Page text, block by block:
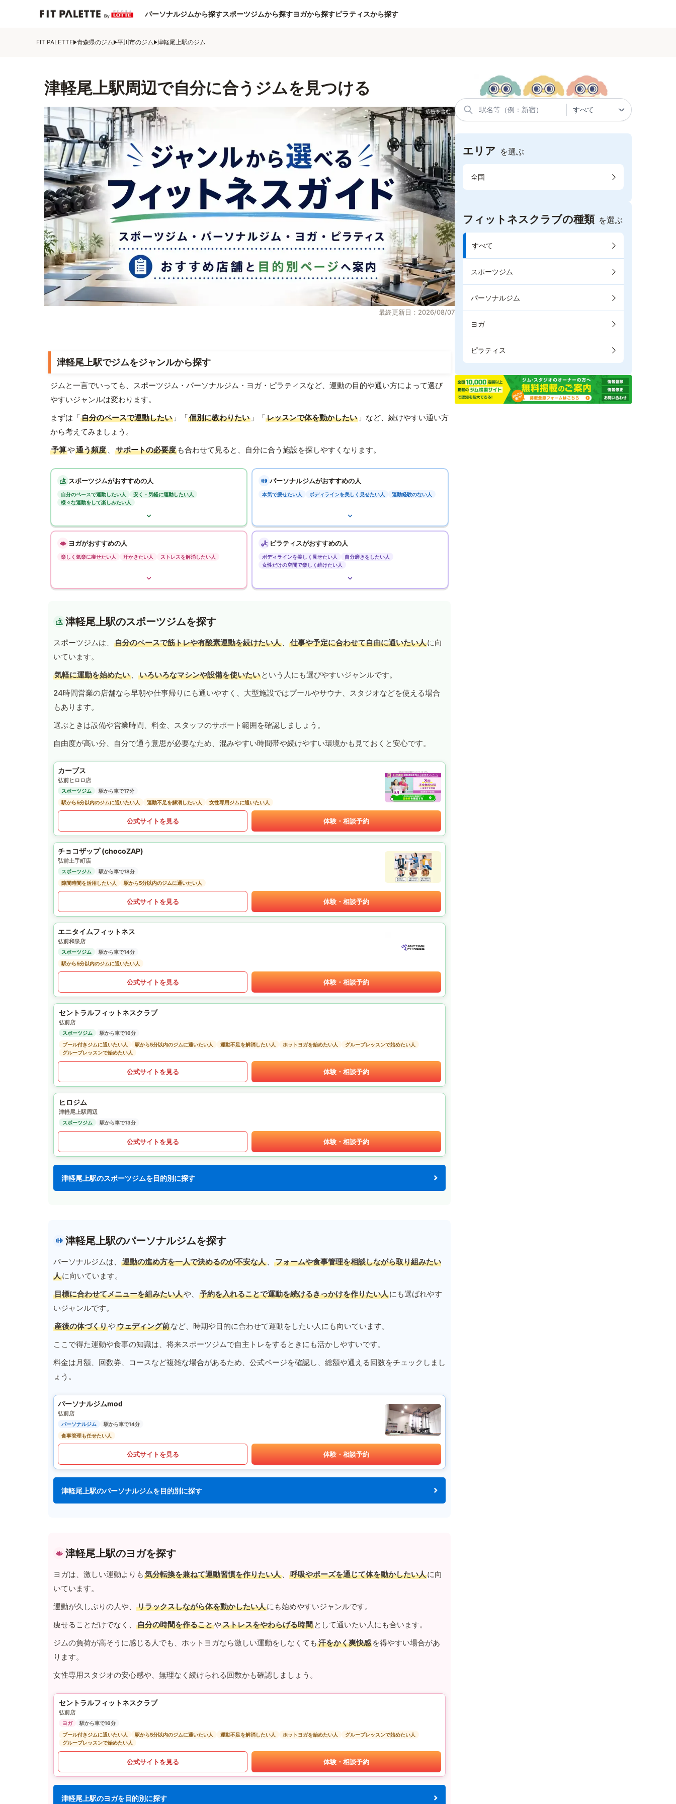
パーソナルジムから探すスポーツジムから探すヨガから探すピラティスから探す
FIT PALETTE 青森県のジム 平川市のジム 津軽尾上駅のジム
津軽尾上駅周辺で自分に合うジムを見つける
最終更新日：2026/08/07
津軽尾上駅でジムをジャンルから探す
ジムと一言でいっても、スポーツジム・パーソナルジム・ヨガ・ピラティスなど、運動の目的や通い方によって選び
やすいジャンルは変わります。
まずは「自分のペースで運動したい 」「個別に教わりたい 」「レッスンで体を動かしたい 」など、続けやすい通い方
から考えてみましょう。
予算や通う頻度 、 サポートの必要度 も合わせて見ると、自分に合う施設を探しやすくなります。
スポーツジムがおすすめの人
自分のペースで運動したい人
安く・気軽に運動したい人
様々な運動をして楽しみたい人
パーソナルジムがおすすめの人
本気で痩せたい人 ボディラインを美しく見せたい人 運動経験のない人
ヨガがおすすめの人
楽しく気楽に痩せたい人 汗かきたい人 ストレスを解消したい人
ピラティスがおすすめの人
ボディラインを美しく見せたい人
自分磨きをしたい人
女性だけの空間で楽しく続けたい人
津軽尾上駅のスポーツジムを探す
スポーツジムは、 自分のペースで筋トレや有酸素運動を続けたい人 、 仕事や予定に合わせて自由に通いたい人に向
いています。
気軽に運動を始めたい 、 いろいろなマシンや設備を使いたい という人にも選びやすいジャンルです。
24時間営業の店舗なら早朝や仕事帰りにも通いやすく、大型施設ではプールやサウナ、スタジオなどを使える場合
もあります。
選ぶときは設備や営業時間、料金、スタッフのサポート範囲を確認しましょう。
自由度が高い分、自分で通う意思が必要なため、混みやすい時間帯や続けやすい環境かも見ておくと安心です。
カーブス
弘前ヒロロ店
スポーツジム
駅から車で17分
駅から5分以内のジムに通いたい人
運動不足を解消したい人 女性専用ジムに通いたい人
公式サイトを見る 体験・相談予約
チョコザップ (chocoZAP)
弘前土手町店
スポーツジム
駅から車で18分
隙間時間を活用したい人
駅から5分以内のジムに通いたい人
公式サイトを見る 体験・相談予約
エニタイムフィットネス
弘前和泉店
スポーツジム
駅から車で14分
駅から5分以内のジムに通いたい人
公式サイトを見る 体験・相談予約
セントラルフィットネスクラブ
弘前店
スポーツジム
駅から車で16分
プール付きジムに通いたい人
駅から5分以内のジムに通いたい人 運動不足を解消したい人 ホットヨガを始めたい人
グループレッスンで始めたい人
グループレッスンで始めたい人
公式サイトを見る 体験・相談予約
ヒロジム
津軽尾上駅周辺
スポーツジム 駅から車で13分
公式サイトを見る 体験・相談予約
津軽尾上駅のスポーツジムを目的別に探す
津軽尾上駅のパーソナルジムを探す
パーソナルジムは、 運動の進め方を一人で決めるのが不安な人 、
フォームや食事管理を相談しながら取り組みたい
人に向いています。
目標に合わせてメニューを組みたい人や、 予約を入れることで運動を続けるきっかけを作りたい人にも選ばれやす
いジャンルです。
産後の体づくりやウェディング前など、時期や目的に合わせて運動をしたい人にも向いています。
ここで得た運動や食事の知識は、将来スポーツジムで自主トレをするときにも活かしやすいです。
料金は月額、回数券、コースなど複雑な場合があるため、公式ページを確認し、総額や通える回数をチェックしまし
ょう。
パーソナルジムmod
弘前店
パーソナルジム
駅から車で14分
食事管理も任せたい人
公式サイトを見る 体験・相談予約
津軽尾上駅のパーソナルジムを目的別に探す
津軽尾上駅のヨガを探す
ヨガは、激しい運動よりも 気分転換を兼ねて運動習慣を作りたい人 、 呼吸やポーズを通じて体を動かしたい人に向
いています。
運動が久しぶりの人や、
リラックスしながら体を動かしたい人にも始めやすいジャンルです。
痩せることだけでなく、
自分の時間を作ることやストレスをやわらげる時間 として通いたい人にも合います。
ジムの負荷が高そうに感じる人でも、ホットヨガなら激しい運動をしなくても 汗をかく爽快感 を得やすい場合があ
ります。
女性専用スタジオの安心感や、無理なく続けられる回数かも確認しましょう。
セントラルフィットネスクラブ
弘前店
ヨガ
駅から車で16分
プール付きジムに通いたい人
駅から5分以内のジムに通いたい人 運動不足を解消したい人 ホットヨガを始めたい人
グループレッスンで始めたい人
グループレッスンで始めたい人
公式サイトを見る 体験・相談予約
津軽尾上駅のヨガを目的別に探す
エリア を選ぶ
全国
フィットネスクラブの種類 を選ぶ
すべて
スポーツジム
パーソナルジム
ヨガ
ピラティス